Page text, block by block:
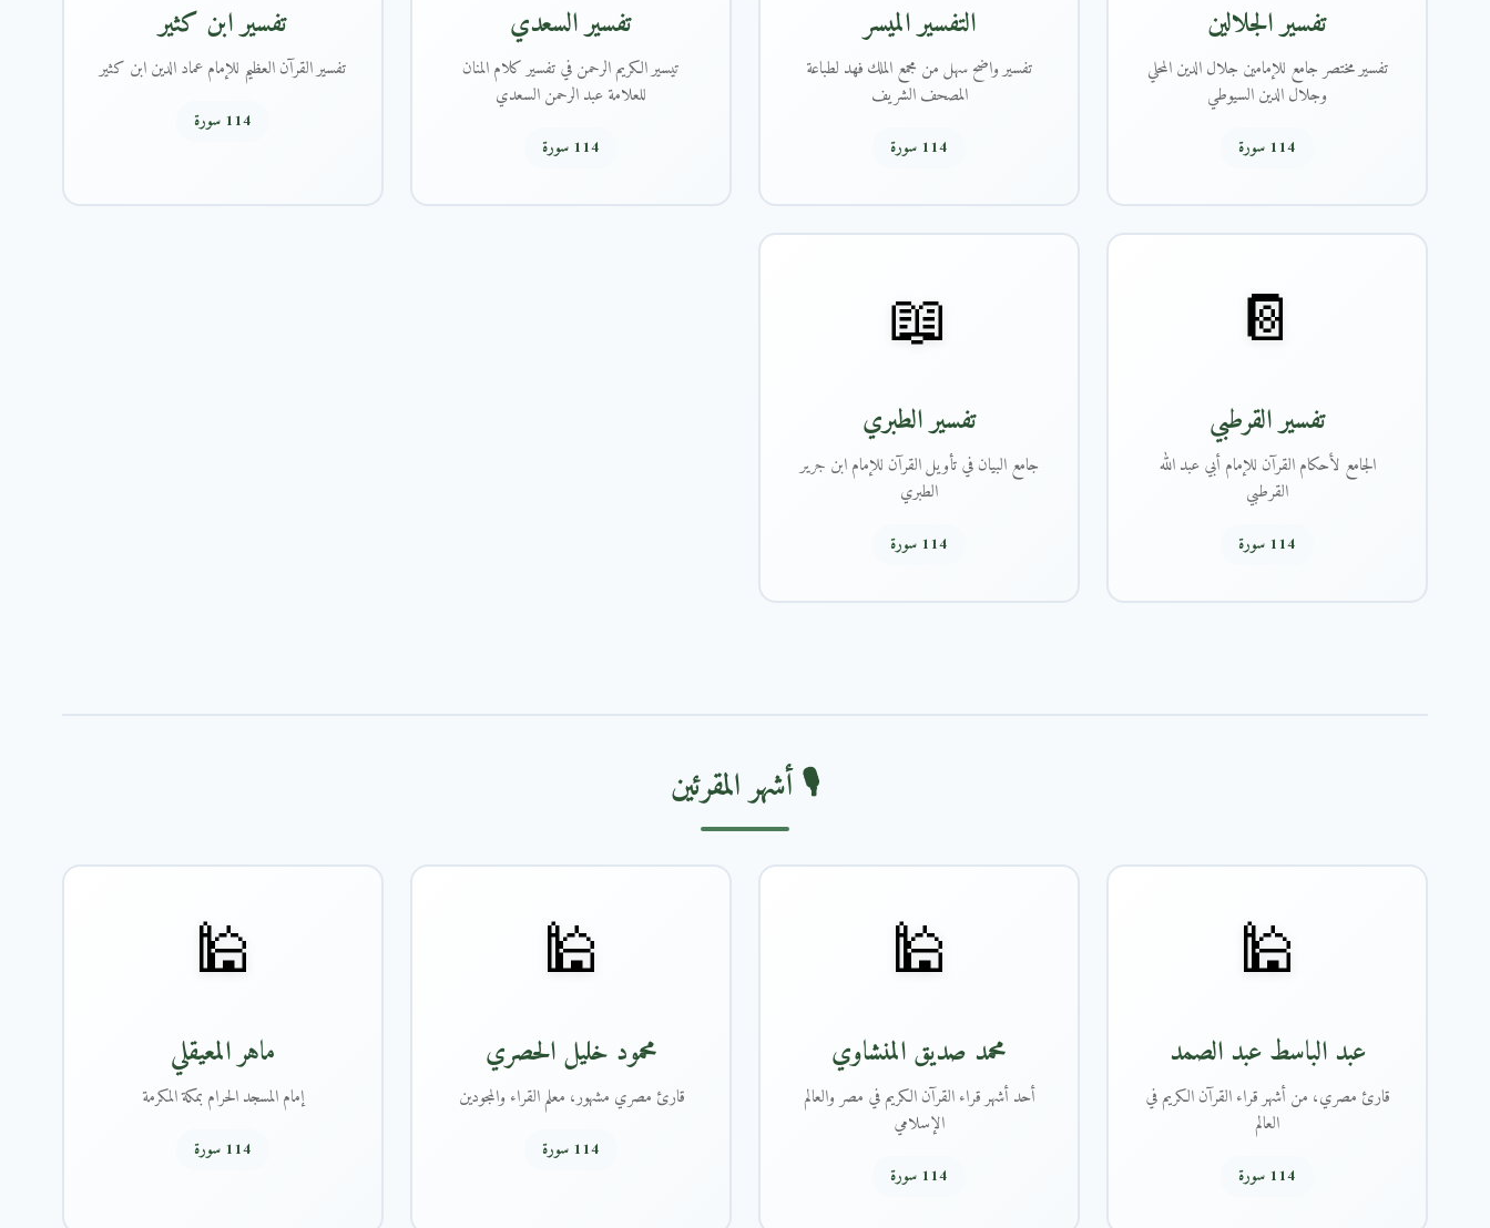
تفسير الجلالين
تفسير مختصر جامع للإمامين جلال الدين المحلي
وجلال الدين السيوطي
114 سورة
التفسير الميسر
تفسير واضح سهل من مجمع الملك فهد لطباعة
المصحف الشريف
114 سورة
تفسير السعدي
تيسير الكريم الرحمن في تفسير كلام المنان
للعلامة عبد الرحمن السعدي
114 سورة
تفسير ابن كثير
تفسير القرآن العظيم للإمام عماد الدين ابن كثير
114 سورة
📔
تفسير القرطبي
الجامع لأحكام القرآن للإمام أبي عبد الله
القرطبي
114 سورة
📖
تفسير الطبري
جامع البيان في تأويل القرآن للإمام ابن جرير
الطبري
114 سورة
🎙️ أشهر المقرئين
🕌
عبد الباسط عبد الصمد
قارئ مصري، من أشهر قراء القرآن الكريم في
العالم
114 سورة
🕌
محمد صديق المنشاوي
أحد أشهر قراء القرآن الكريم في مصر والعالم
الإسلامي
114 سورة
🕌
محمود خليل الحصري
قارئ مصري مشهور، معلم القراء والمجودين
114 سورة
🕌
ماهر المعيقلي
إمام المسجد الحرام بمكة المكرمة
114 سورة